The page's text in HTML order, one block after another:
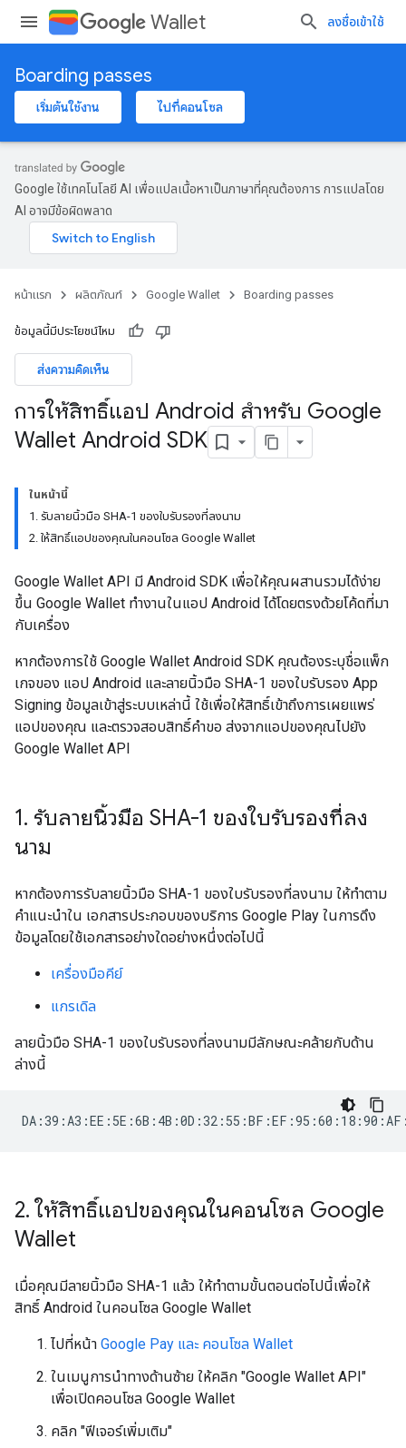
Wallet ลงชื่อเข้าใช้
Boarding passes
เริ่มต้นใช้งาน ไปที่คอนโซล
Google ใช้เทคโนโลยี AI เพื่อแปลเนื้อหาเป็นภาษาที่คุณต้องการ การแปลโดย
AI อาจมีข้อผิดพลาด
หน้าแรก ผลิตภัณฑ์ Google Wallet Boarding passes
ข้อมูลนี้มีประโยชน์ไหม
ส่งความคิดเห็น
การให้สิทธิ์แอป Android สำหรับ Google
Wallet Android SDK
ในหน้านี้
1. รับลายนิ้วมือ SHA-1 ของใบรับรองที่ลงนาม
2. ให้สิทธิ์แอปของคุณในคอนโซล Google Wallet
Google Wallet API มี Android SDK เพื่อให้คุณผสานรวมได้ง่าย
ขึ้น Google Wallet ทำงานในแอป Android ได้โดยตรงด้วยโค้ดที่มา
กับเครื่อง
หากต้องการใช้ Google Wallet Android SDK คุณต้องระบุชื่อแพ็ก
เกจของ แอป Android และลายนิ้วมือ SHA-1 ของใบรับรอง App
Signing ข้อมูลเข้าสู่ระบบเหล่านี้ ใช้เพื่อให้สิทธิ์เข้าถึงการเผยแพร่
แอปของคุณ และตรวจสอบสิทธิ์คำขอ ส่งจากแอปของคุณไปยัง
Google Wallet API
1. รับลายนิ้วมือ SHA-1 ของใบรับรองที่ลง
นาม
หากต้องการรับลายนิ้วมือ SHA-1 ของใบรับรองที่ลงนาม ให้ทำตาม
คำแนะนำใน เอกสารประกอบของบริการ Google Play ในการดึง
ข้อมูลโดยใช้เอกสารอย่างใดอย่างหนึ่งต่อไปนี้
เครื่องมือคีย์
แกรเดิล
ลายนิ้วมือ SHA-1 ของใบรับรองที่ลงนามมีลักษณะคล้ายกับด้าน
ล่างนี้
2. ให้สิทธิ์แอปของคุณในคอนโซล Google
Wallet
เมื่อคุณมีลายนิ้วมือ SHA-1 แล้ว ให้ทำตามขั้นตอนต่อไปนี้เพื่อให้
สิทธิ์ Android ในคอนโซล Google Wallet
ไปที่หน้า Google Pay และ คอนโซล Wallet
ในเมนูการนำทางด้านซ้าย ให้คลิก "Google Wallet API"
เพื่อเปิดคอนโซล Google Wallet
คลิก "ฟีเจอร์เพิ่มเติม"